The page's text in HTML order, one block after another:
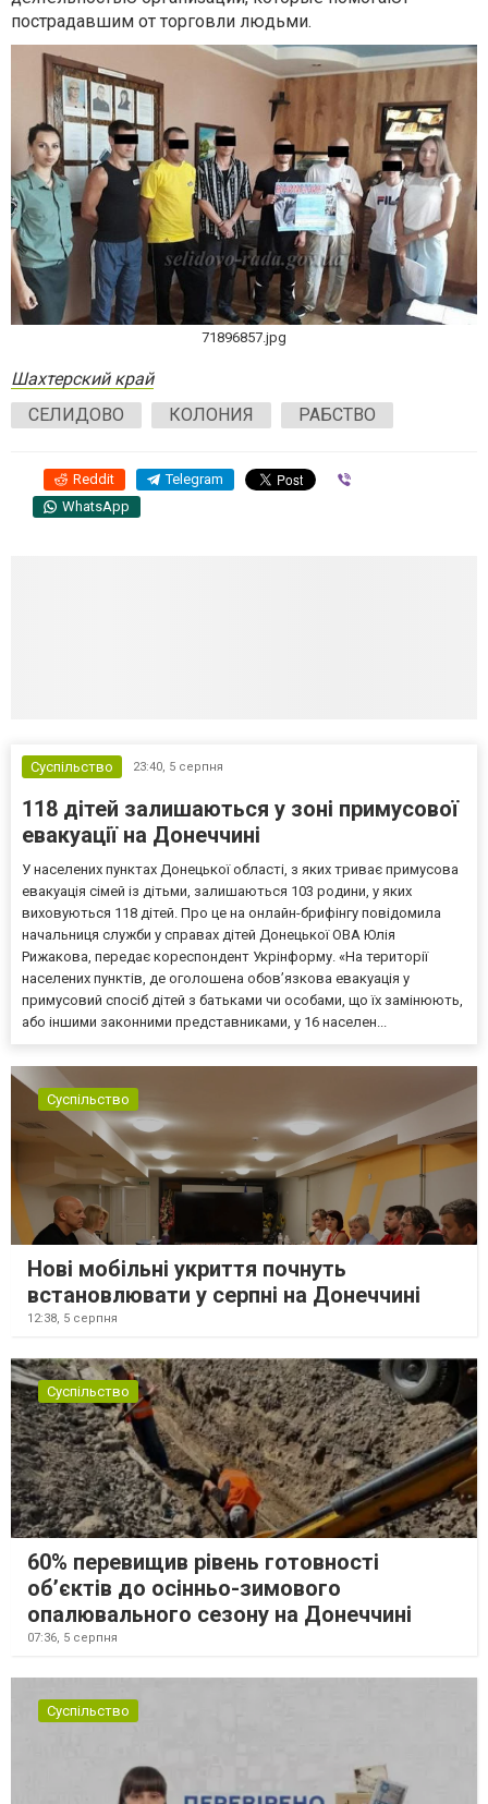
пострадавшим от торговли людьми.
71896857.jpg
Шахтерский край
СЕЛИДОВО
КОЛОНИЯ РАБСТВО
Reddit Telegram
WhatsApp
Суспільство 23:40, 5 серпня
118 дітей залишаються у зоні примусової
евакуації на Донеччині
У населених пунктах Донецької області, з яких триває примусова
евакуація сімей із дітьми, залишаються 103 родини, у яких
виховуються 118 дітей. Про це на онлайн-брифінгу повідомила
начальниця служби у справах дітей Донецької ОВА Юлія
Рижакова, передає кореспондент Укрінформу. «На території
населених пунктів, де оголошена обов’язкова евакуація у
примусовий спосіб дітей з батьками чи особами, що їх замінюють,
або іншими законними представниками, у 16 населен...
Суспільство
Нові мобільні укриття почнуть
встановлювати у серпні на Донеччині
12:38, 5 серпня
Суспільство
60% перевищив рівень готовності
об’єктів до осінньо-зимового
опалювального сезону на Донеччині
07:36, 5 серпня
Суспільство